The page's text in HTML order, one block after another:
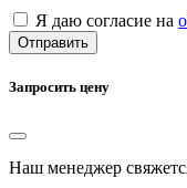
Я даю согласие на
Отправить
Запросить цену
Наш менеджер